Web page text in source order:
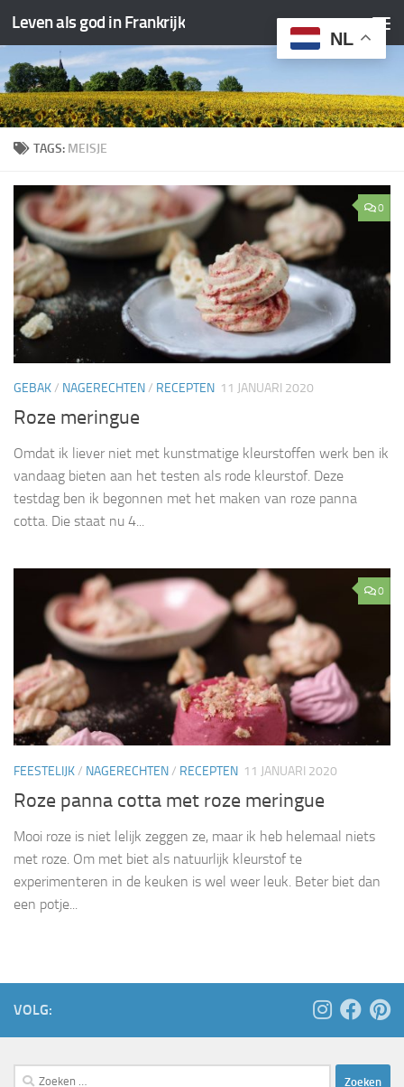
Doorgaan naar inhoud
Leven als god in Frankrijk
TAGS: MEISJE
0
GEBAK/ NAGERECHTEN/ RECEPTEN 11 JANUARI 2020
Roze meringue
Omdat ik liever niet met kunstmatige kleurstoffen werk ben ik
vandaag bieten aan het testen als rode kleurstof. Deze
testdag ben ik begonnen met het maken van roze panna
cotta. Die staat nu 4...
0
FEESTELIJK/ NAGERECHTEN/ RECEPTEN 11 JANUARI 2020
Roze panna cotta met roze meringue
Mooi roze is niet lelijk zeggen ze, maar ik heb helemaal niets
met roze. Om met biet als natuurlijk kleurstof te
experimenteren in de keuken is wel weer leuk. Beter biet dan
een potje...
VOLG:
Zoeken
NL